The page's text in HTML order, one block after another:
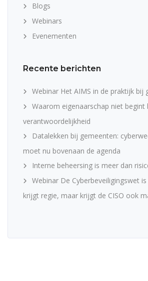
Blogs
Webinars
Evenementen
Recente berichten
Webinar Het AIMS in de praktijk bij
Waarom eigenaarschap niet begint
verantwoordelijkheid
Datalekken bij gemeenten:
moet nu bovenaan de agenda
Interne beheersing is meer dan
Webinar De Cyberbeveiligingswet is
krijgt regie, maar krijgt de CISO ook